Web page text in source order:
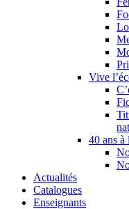
Vive
40 ans à
Actualités
Catalogues
Enseignants